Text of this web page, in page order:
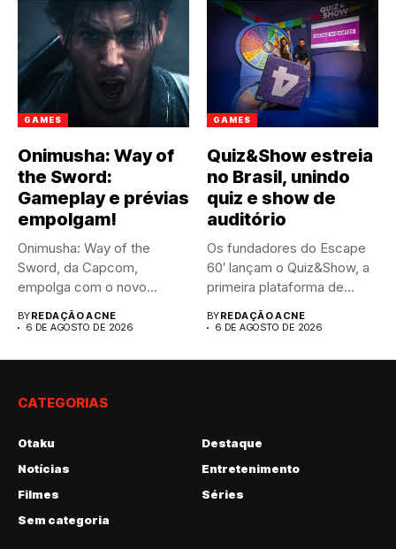
GAMES
Onimusha: Way of
the Sword:
Gameplay e prévias
empolgam!
Onimusha: Way of the
Sword, da Capcom,
empolga com o novo
BYREDAÇÃO ACNE
6 DE AGOSTO DE 2026
GAMES
Quiz&Show estreia
no Brasil, unindo
quiz e show de
auditório
Os fundadores do Escape
60′ lançam o Quiz&Show, a
primeira plataforma de...
BYREDAÇÃO ACNE
6 DE AGOSTO DE 2026
CATEGORIAS
Otaku
Destaque
Notícias
Entretenimento
Filmes
Séries
Sem categoria